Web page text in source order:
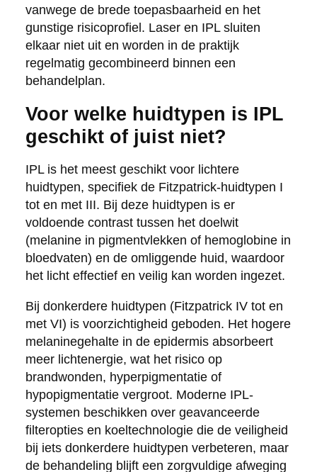
vanwege de brede toepasbaarheid en het
gunstige risicoprofiel. Laser en IPL sluiten
elkaar niet uit en worden in de praktijk
regelmatig gecombineerd binnen een
behandelplan.
Voor welke huidtypen is IPL
geschikt of juist niet?
IPL is het meest geschikt voor lichtere
huidtypen, specifiek de Fitzpatrick-huidtypen I
tot en met III. Bij deze huidtypen is er
voldoende contrast tussen het doelwit
(melanine in pigmentvlekken of hemoglobine in
bloedvaten) en de omliggende huid, waardoor
het licht effectief en veilig kan worden ingezet.
Bij donkerdere huidtypen (Fitzpatrick IV tot en
met VI) is voorzichtigheid geboden. Het hogere
melaninegehalte in de epidermis absorbeert
meer lichtenergie, wat het risico op
brandwonden, hyperpigmentatie of
hypopigmentatie vergroot. Moderne IPL-
systemen beschikken over geavanceerde
filteropties en koeltechnologie die de veiligheid
bij iets donkerdere huidtypen verbeteren, maar
de behandeling blijft een zorgvuldige afweging